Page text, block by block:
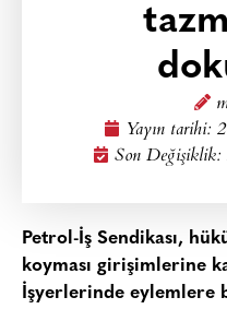
Yayın tarihi:
Son
Petrol-İş Sendikası,
koyması girişimlerine
İşyerlerinde eylemlere